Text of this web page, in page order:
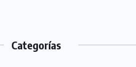
Categorías